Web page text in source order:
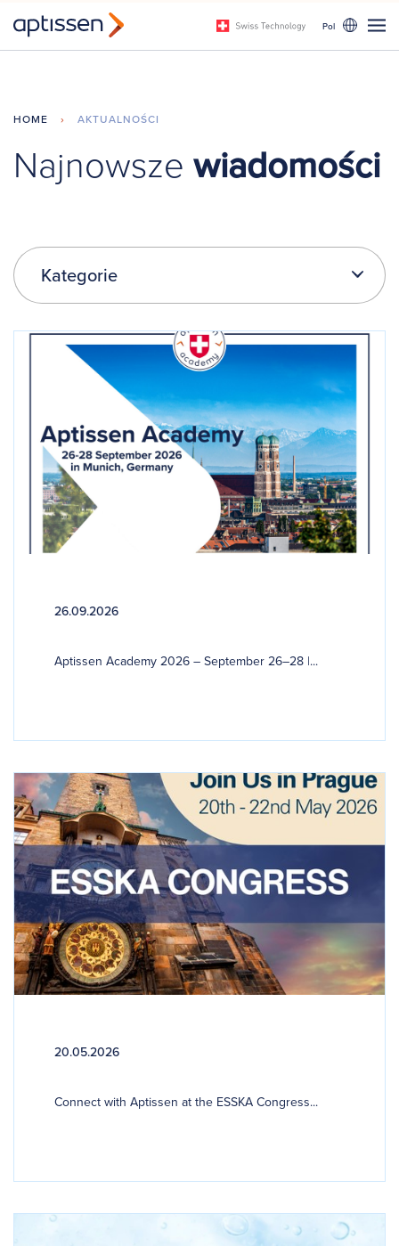
Pol
HOME › AKTUALNOŚCI
Najnowsze wiadomości
Kategorie
26.09.2026
Aptissen Academy 2026 – September 26–28 |...
20.05.2026
Connect with Aptissen at the ESSKA Congress...